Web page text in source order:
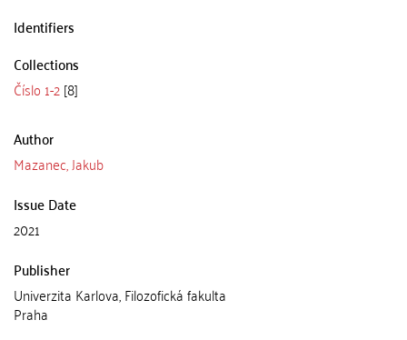
Identifiers
Collections
Číslo 1-2[8]
Author
Mazanec, Jakub
Issue Date
2021
Publisher
Univerzita Karlova, Filozofická fakulta
Praha